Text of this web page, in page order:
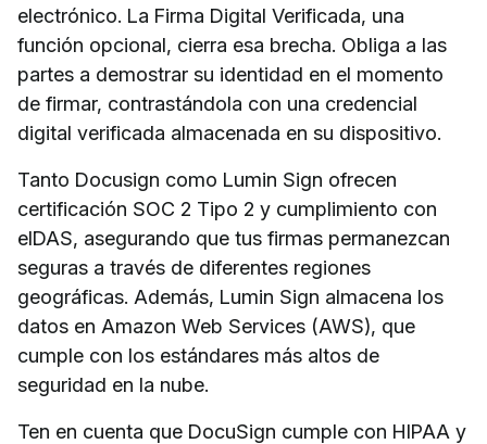
electrónico. La Firma Digital Verificada, una
función opcional, cierra esa brecha. Obliga a las
partes a demostrar su identidad en el momento
de firmar, contrastándola con una credencial
digital verificada almacenada en su dispositivo.
Tanto Docusign como Lumin Sign ofrecen
certificación SOC 2 Tipo 2 y cumplimiento con
eIDAS, asegurando que tus firmas permanezcan
seguras a través de diferentes regiones
geográficas. Además, Lumin Sign almacena los
datos en Amazon Web Services (AWS), que
cumple con los estándares más altos de
seguridad en la nube.
Ten en cuenta que DocuSign cumple con HIPAA y